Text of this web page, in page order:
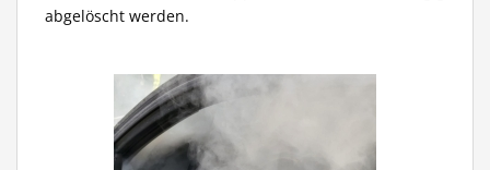
abgelöscht werden.